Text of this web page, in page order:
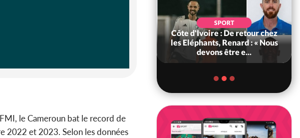
le Cameroun bat le record de
2022 et 2023. Selon les données
SPORT
Côte d'Ivoire : De retour chez
les Eléphants, Renard : « Nous
devons être e...